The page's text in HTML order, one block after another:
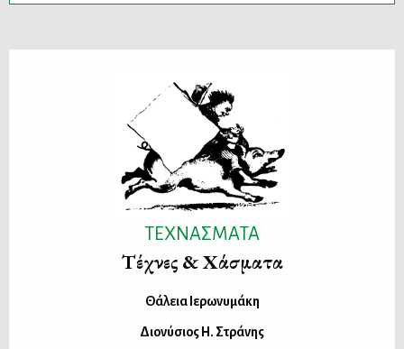
ΤΕΧΝΑΣΜΑΤΑ
Τέχνες & Χάσματα
Θάλεια Ιερωνυμάκη
Διονύσιος Η. Στράνης